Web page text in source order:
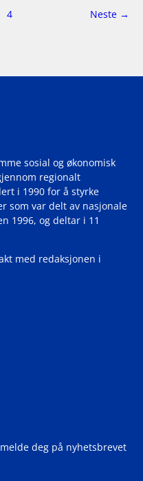
4 Neste side
→
sosial og økonomisk
regionalt
i 1990 for å styrke
som var delt av nasjonale
1996, og deltar i 11
med redaksjonen i
deg på nyhetsbrevet